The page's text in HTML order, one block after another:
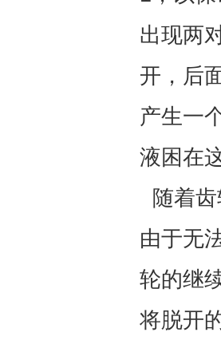
出现两
开，后
产生一
液困在
随着
由于无
轮的继
将脱开